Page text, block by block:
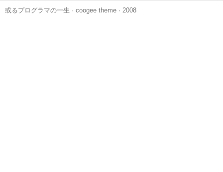
或るプログラマの一生 · coogee theme · 2008